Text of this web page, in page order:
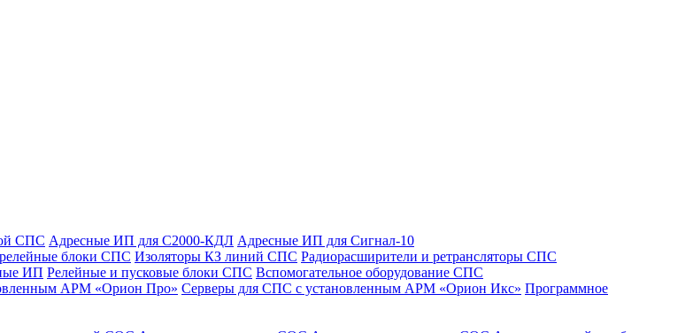
СПС Адресные ИП для С2000-КДЛ Адресные ИП для Сигнал-10
блоки СПС Изоляторы КЗ линий СПС Радиорасширители и ретрансляторы СПС
ИП Релейные и пусковые блоки СПС Вспомогательное оборудование СПС
АРМ «Орион Про» Серверы для СПС с установленным АРМ «Орион Икс» Программное